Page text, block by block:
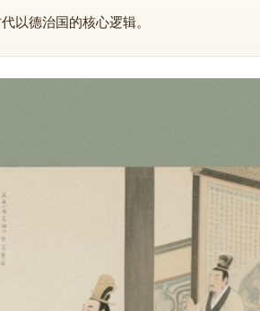
以德治国的核心逻辑。